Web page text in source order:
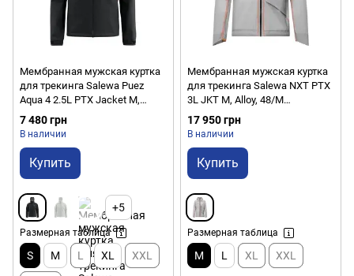
Мембранная мужская куртка
для трекинга Salewa Puez
Aqua 4 2.5L PTX Jacket M,
Black Out, 46/S (28615/0910
46/S)
7 480 грн
В наличии
Купить
+5
Размерная таблица
S M L XL XXL
Мембранная мужская куртка
для трекинга Salewa NXT PTX
3L JKT M, Alloy, 48/M
(29055/0540 48/M)
17 950 грн
В наличии
Купить
Размерная таблица
M L XL XXL